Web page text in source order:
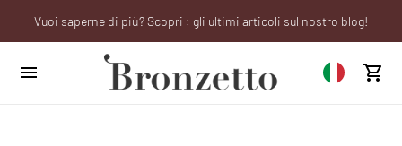
We will be closed from 10th to 21st August
Vuoi saperne di più? Scopri : gli ultimi articoli sul nostro blog!
Sei un professionista? Richiedi il tuo account aziendale!